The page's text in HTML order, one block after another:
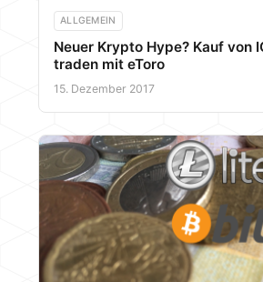
ALLGEMEIN
Neuer Krypto Hype? Kauf von
traden mit eToro
15. Dezember 2017